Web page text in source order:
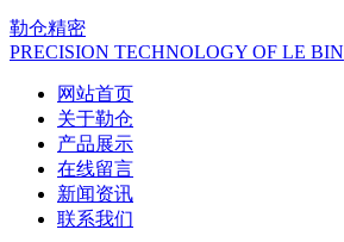
勒仓精密
PRECISION TECHNOLOGY OF LE BIN
网站首页
关于勒仓
产品展示
在线留言
新闻资讯
联系我们